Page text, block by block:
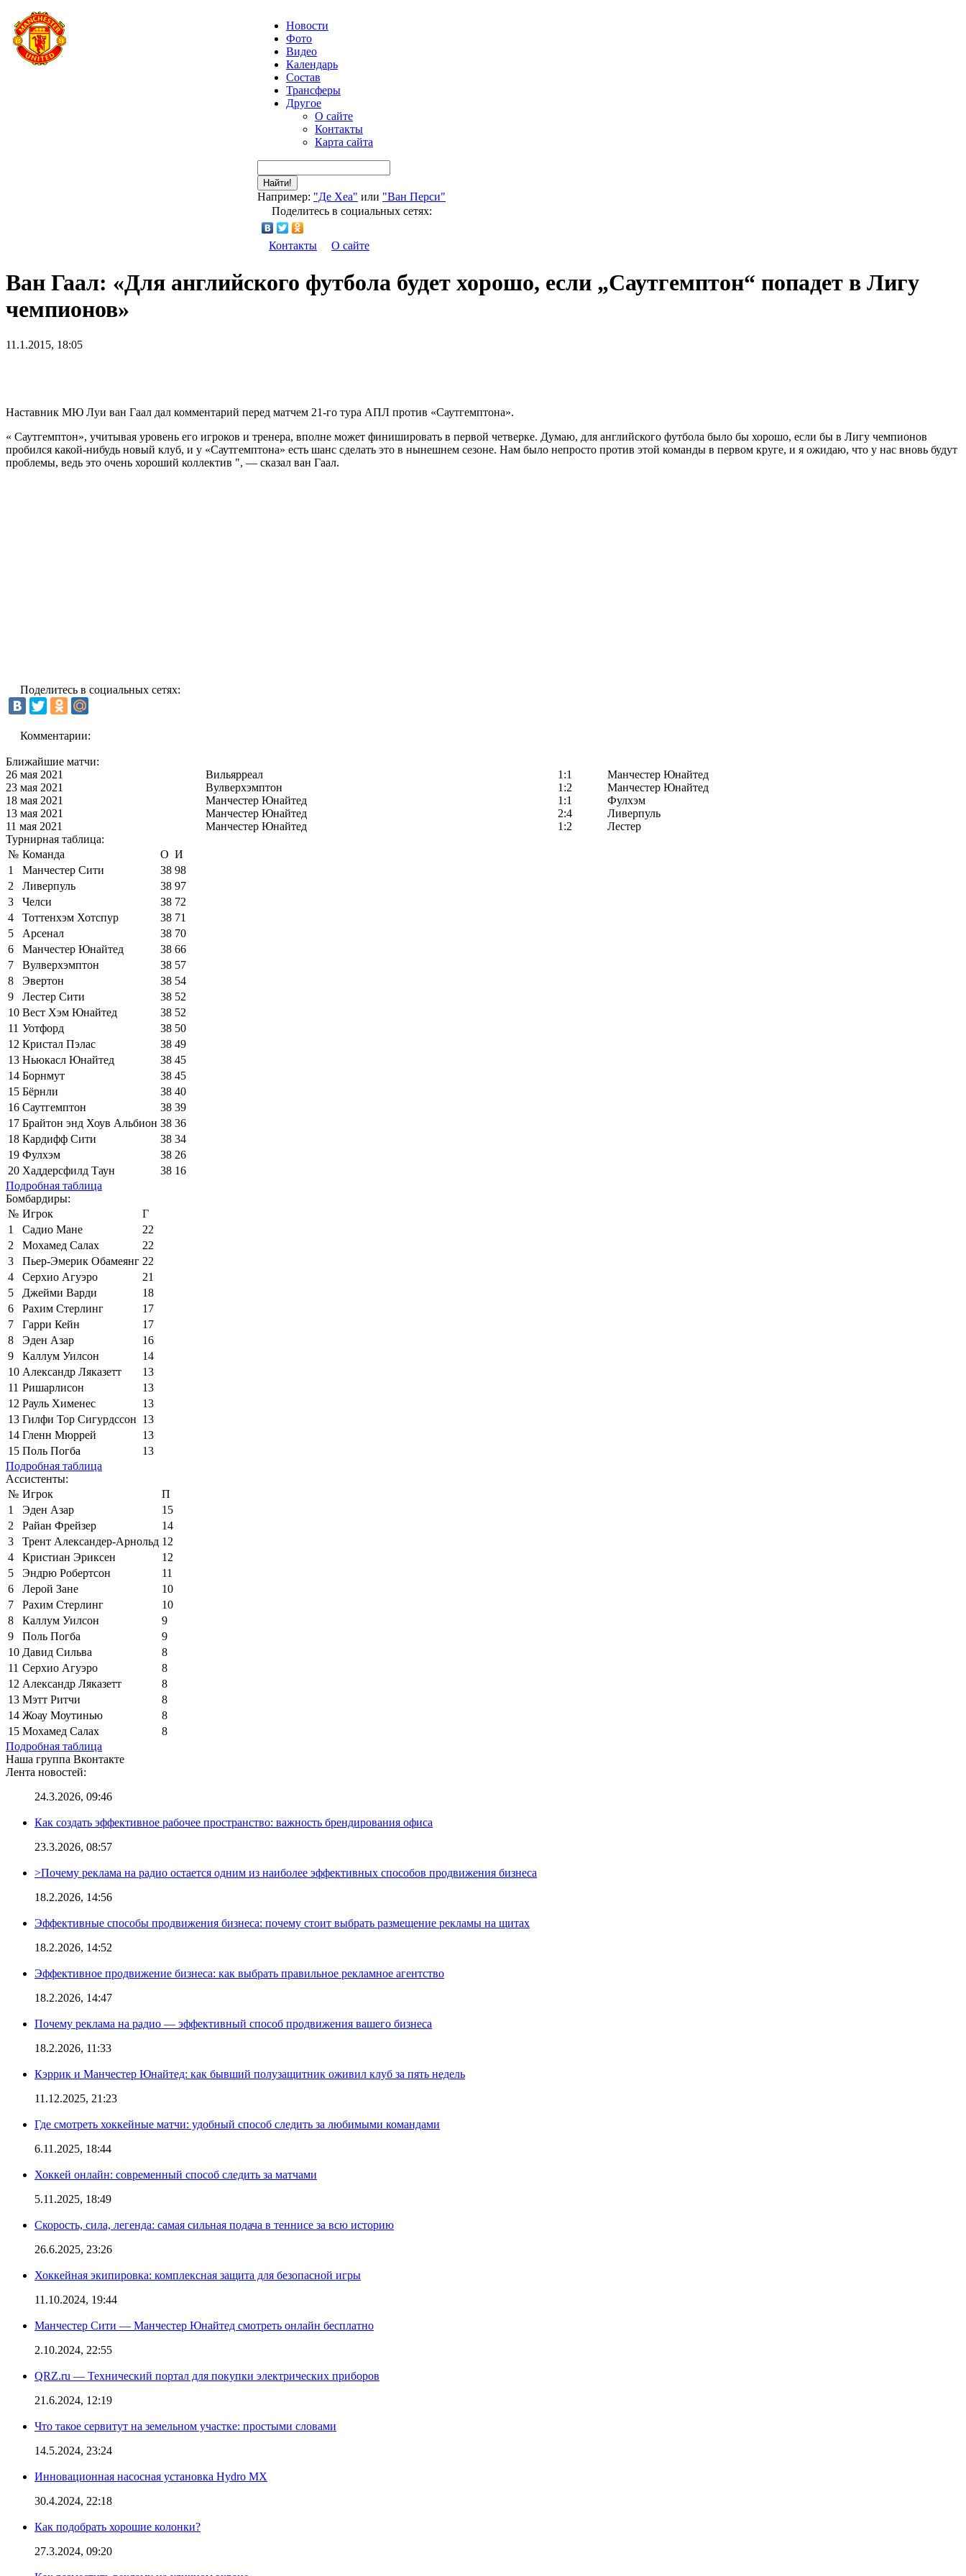
Новости
Фото
Видео
Календарь
Состав
Трансферы
Другое
О сайте
Контакты
Карта сайта
Найти!
Например: "Де Хеа" или "Ван Перси"
Поделитесь в социальных сетях:
Контакты О сайте
Ван Гаал: «Для английского футбола будет хорошо, если „Саутгемптон“ попадет в Лигу
чемпионов»
11.1.2015, 18:05
Наставник МЮ Луи ван Гаал дал комментарий перед матчем 21-го тура АПЛ против «Саутгемптона».
« Саутгемптон», учитывая уровень его игроков и тренера, вполне может финишировать в первой четверке. Думаю, для английского футбола было бы хорошо, если бы в Лигу чемпионов
пробился какой-нибудь новый клуб, и у «Саутгемптона» есть шанс сделать это в нынешнем сезоне. Нам было непросто против этой команды в первом круге, и я ожидаю, что у нас вновь будут
проблемы, ведь это очень хороший коллектив ", — сказал ван Гаал.
Поделитесь в социальных сетях:
Комментарии:
Ближайшие матчи:
26 мая 2021
Вильярреал 1:1
Манчестер Юнайтед
23 мая 2021
Вулверхэмптон 1:2
Манчестер Юнайтед
18 мая 2021
Манчестер Юнайтед 1:1
Фулхэм
13 мая 2021
Манчестер Юнайтед 2:4
Ливерпуль
11 мая 2021
Манчестер Юнайтед 1:2
Лестер
Турнирная таблица:
№ Команда О И
1
Манчестер Сити 38 98
2
Ливерпуль 38 97
3
Челси 38 72
4
Тоттенхэм Хотспур 38 71
5
Арсенал 38 70
6
Манчестер Юнайтед 38 66
7
Вулверхэмптон 38 57
8
Эвертон 38 54
9
Лестер Сити 38 52
10 Вест Хэм Юнайтед 38 52
11 Уотфорд 38 50
12 Кристал Пэлас 38 49
13 Ньюкасл Юнайтед 38 45
14 Борнмут 38 45
15 Бёрнли 38 40
16 Саутгемптон 38 39
17 Брайтон энд Хоув Альбион 38 36
18 Кардифф Сити 38 34
19 Фулхэм 38 26
20 Хаддерсфилд Таун 38 16
Подробная таблица
Бомбардиры:
№ Игрок
Г
1
Садио Мане
22
2
Мохамед Салах
22
3
Пьер-Эмерик Обамеянг 22
4
Серхио Агуэро
21
5
Джейми Варди
18
6
Рахим Стерлинг
17
7
Гарри Кейн
17
8
Эден Азар
16
9
Каллум Уилсон
14
10 Александр Ляказетт
13
11 Ришарлисон
13
12 Рауль Хименес
13
13 Гилфи Тор Сигурдссон 13
14 Гленн Мюррей
13
15 Поль Погба
13
Подробная таблица
Ассистенты:
№ Игрок
П
1
Эден Азар
15
2
Райан Фрейзер
14
3
Трент Александер-Арнольд 12
4
Кристиан Эриксен
12
5
Эндрю Робертсон
11
6
Лерой Зане
10
7
Рахим Стерлинг
10
8
Каллум Уилсон
9
9
Поль Погба
9
10 Давид Сильва
8
11 Серхио Агуэро
8
12 Александр Ляказетт
8
13 Мэтт Ритчи
8
14 Жоау Моутинью
8
15 Мохамед Салах
8
Подробная таблица
Наша группа Вконтакте
Лента новостей:
24.3.2026, 09:46
Как создать эффективное рабочее пространство: важность брендирования офиса
23.3.2026, 08:57
>Почему реклама на радио остается одним из наиболее эффективных способов продвижения бизнеса
18.2.2026, 14:56
Эффективные способы продвижения бизнеса: почему стоит выбрать размещение рекламы на щитах
18.2.2026, 14:52
Эффективное продвижение бизнеса: как выбрать правильное рекламное агентство
18.2.2026, 14:47
Почему реклама на радио — эффективный способ продвижения вашего бизнеса
18.2.2026, 11:33
Кэррик и Манчестер Юнайтед: как бывший полузащитник оживил клуб за пять недель
11.12.2025, 21:23
Где смотреть хоккейные матчи: удобный способ следить за любимыми командами
6.11.2025, 18:44
Хоккей онлайн: современный способ следить за матчами
5.11.2025, 18:49
Скорость, сила, легенда: самая сильная подача в теннисе за всю историю
26.6.2025, 23:26
Хоккейная экипировка: комплексная защита для безопасной игры
11.10.2024, 19:44
Манчестер Сити — Манчестер Юнайтед смотреть онлайн бесплатно
2.10.2024, 22:55
QRZ.ru — Технический портал для покупки электрических приборов
21.6.2024, 12:19
Что такое сервитут на земельном участке: простыми словами
14.5.2024, 23:24
Инновационная насосная установка Hydro MX
30.4.2024, 22:18
Как подобрать хорошие колонки?
27.3.2024, 09:20